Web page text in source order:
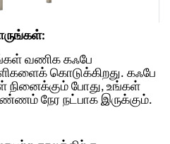
வணிக கஃபே
கொடுக்கிறது. கஃபே
நினைக்கும் போது, ​​​​உங்கள்
நேர நட்பாக இருக்கும்.